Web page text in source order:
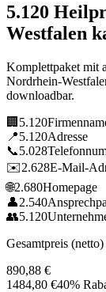
5.120
Westfalen
Komplettpaket mit
Nordrhein-
downloadbar.
🏢 5.120
📍5.120Adresse
📞5.028
✉️2.628E-Mail-
🌐2.680Homepage
👤2.540
👥5.120
Gesamtpreis (netto)
890,88 €
1484,80 €40%